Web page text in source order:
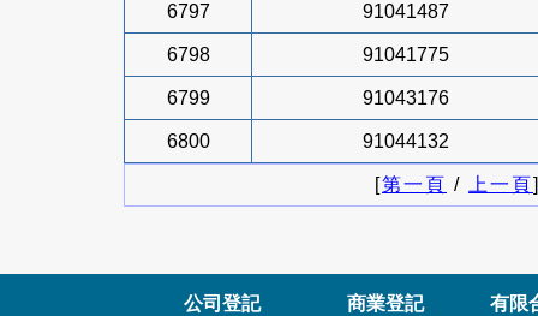
6797 91041487
6798 91041775
6799 91043176
6800 91044132
[第一頁 / 上一頁
公司登記 商業登記 有限